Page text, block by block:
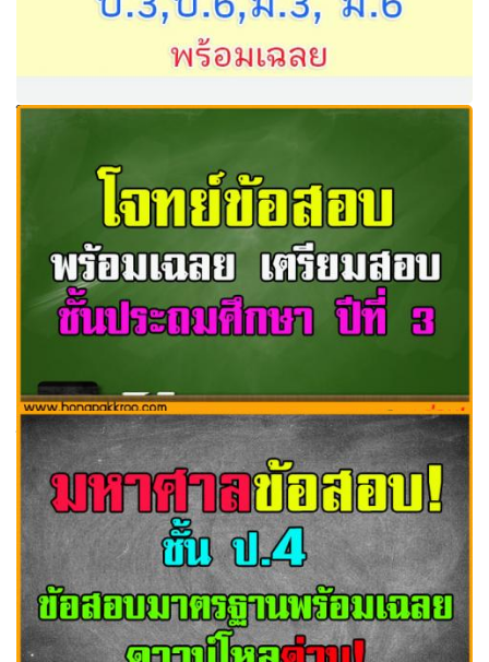
โหลดฟรีแนวข้อสอบ NT, O-NET ป.3 ,ป.6 , ม.3, ม.6 พร้อมเฉลย
โจทย์ข้อสอบ พร้อมเฉลย มาตรฐานชั้น ป.3 เตรียมสอบชั้น
ประถมศึกษา